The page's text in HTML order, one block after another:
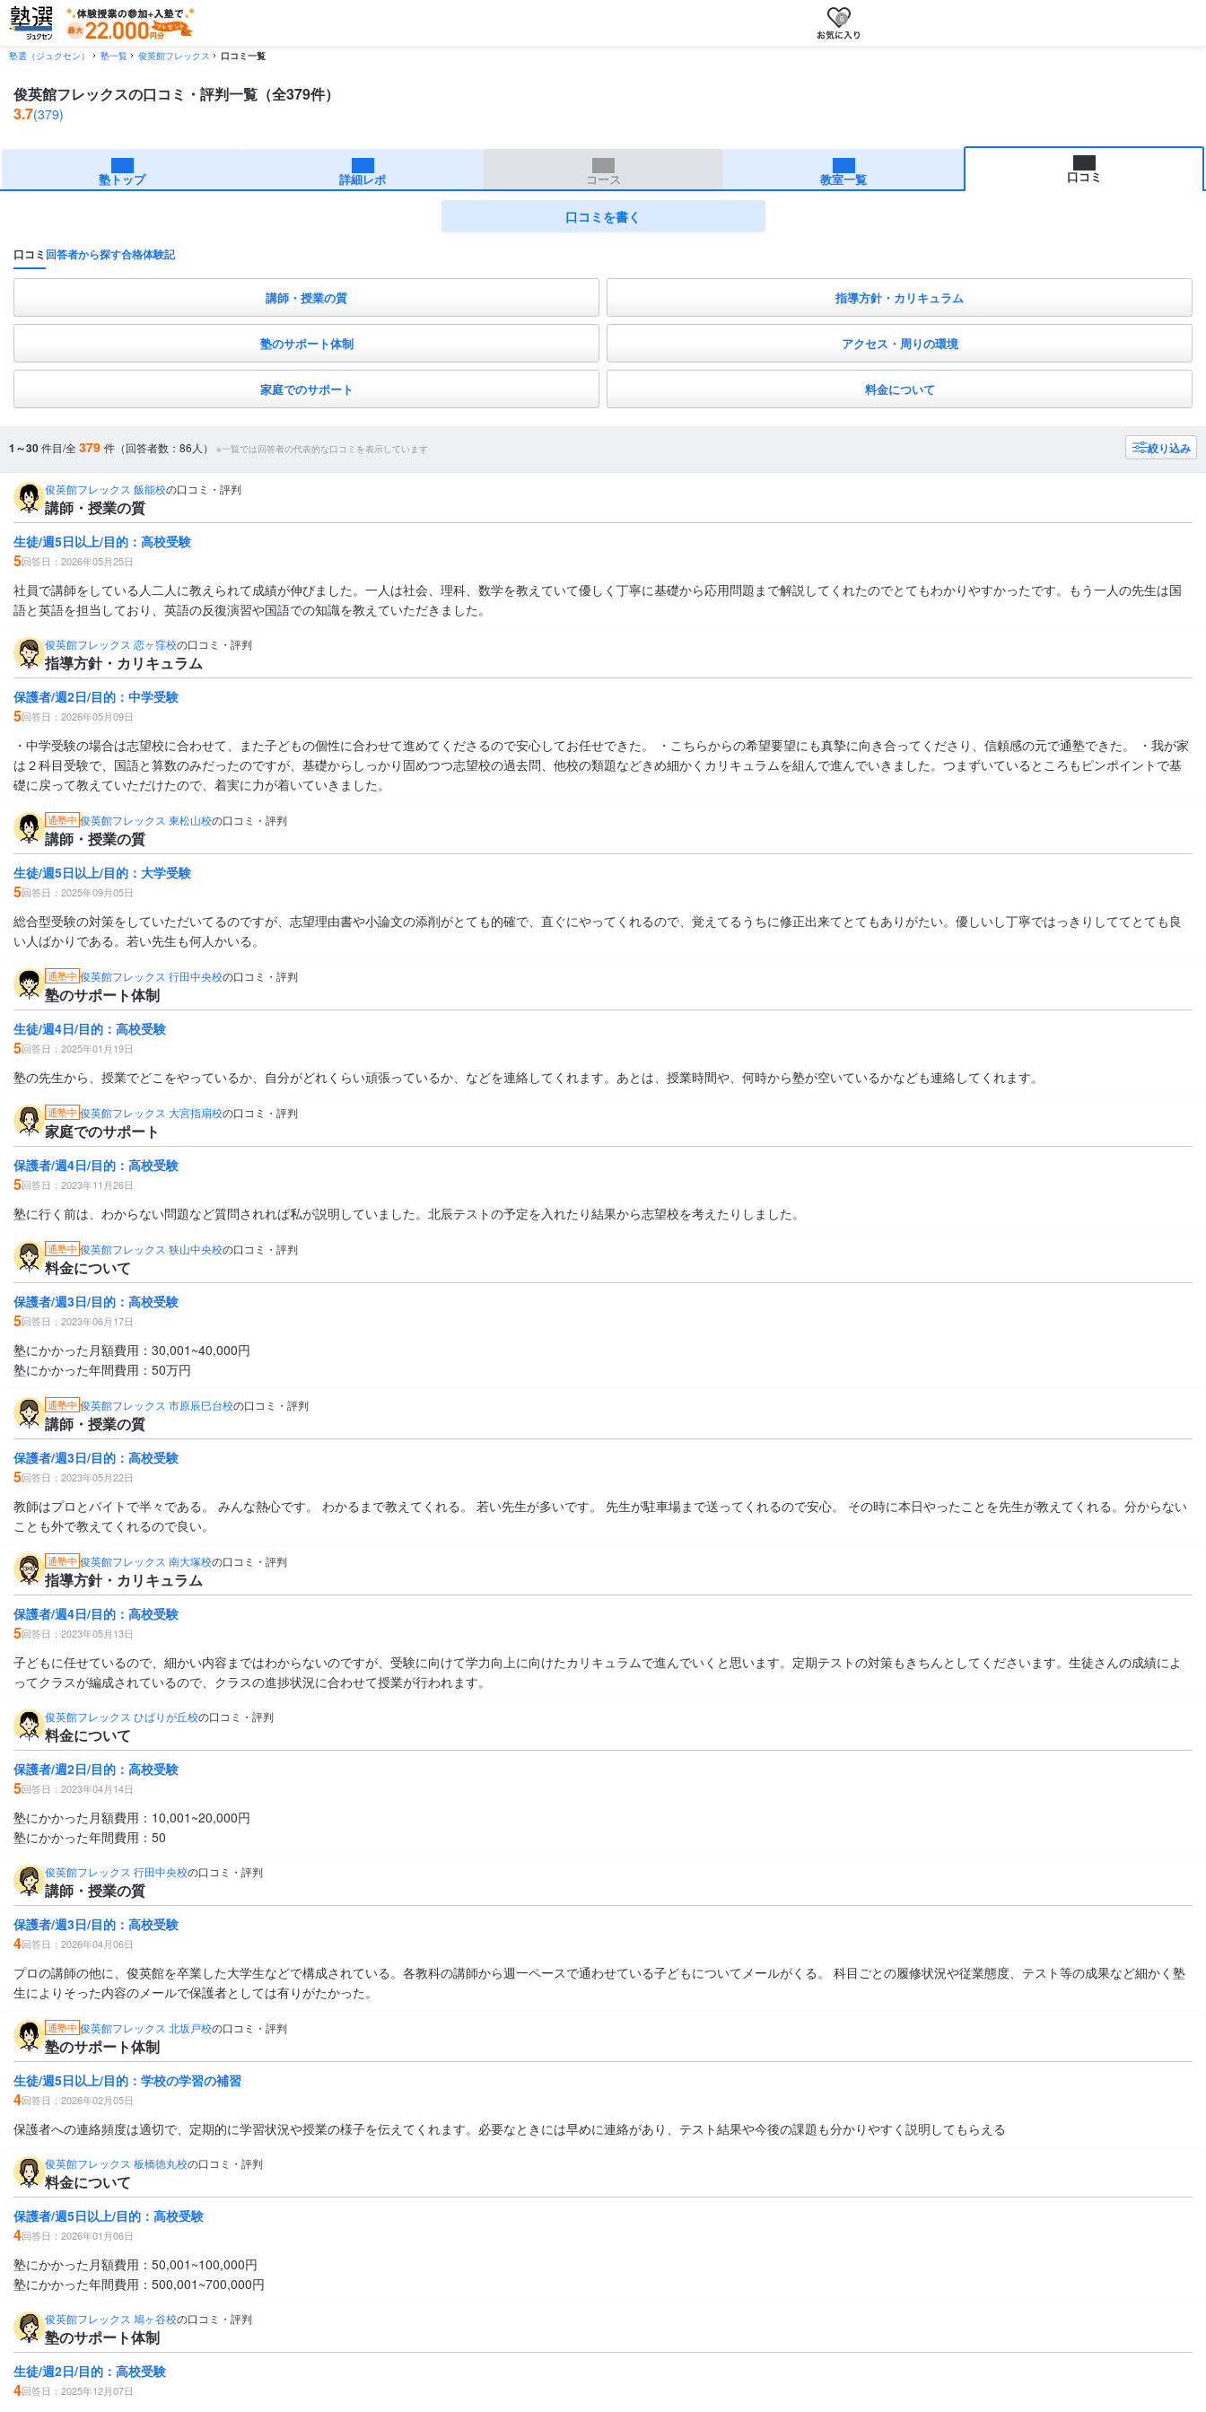
0
塾選（ジュクセン） 塾一覧 俊英館フレックス 口コミ一覧
俊英館フレックスの口コミ・評判一覧（全379件）
3.7(379)
塾トップ 詳細レポ コース 教室一覧 口コミ
口コミ 回答者から探す合格体験記
口コミを書く
講師・授業の質 指導方針・カリキュラム
塾のサポート体制 アクセス・周りの環境
家庭でのサポート 料金について
1～30件目/全 379 件（回答者数：86人） ※一覧では回答者の代表的な口コミを表示しています 絞り込み
俊英館フレックス 飯能校の口コミ・評判
講師・授業の質
生徒/週5日以上/目的：高校受験
5回答日：2026年05月25日
社員で講師をしている人二人に教えられて成績が伸びました。一人は社会、理科、数学を教えていて優しく丁寧に基礎から応用問題まで解説してくれたのでとてもわかりやすかったです。もう一人の先生は国
語と英語を担当しており、英語の反復演習や国語での知識を教えていただきました。
俊英館フレックス 恋ヶ窪校の口コミ・評判
指導方針・カリキュラム
保護者/週2日/目的：中学受験
5回答日：2026年05月09日
・中学受験の場合は志望校に合わせて、また子どもの個性に合わせて進めてくださるので安心してお任せできた。 ・こちらからの希望要望にも真摯に向き合ってくださり、信頼感の元で通塾できた。 ・我が家
は２科目受験で、国語と算数のみだったのですが、基礎からしっかり固めつつ志望校の過去問、他校の類題などきめ細かくカリキュラムを組んで進んでいきました。つまずいているところもピンポイントで基
礎に戻って教えていただけたので、着実に力が着いていきました。
通塾中 俊英館フレックス 東松山校の口コミ・評判
講師・授業の質
生徒/週5日以上/目的：大学受験
5回答日：2025年09月05日
総合型受験の対策をしていただいてるのですが、志望理由書や小論文の添削がとても的確で、直ぐにやってくれるので、覚えてるうちに修正出来てとてもありがたい。優しいし丁寧ではっきりしててとても良
い人ばかりである。若い先生も何人かいる。
通塾中 俊英館フレックス 行田中央校の口コミ・評判
塾のサポート体制
生徒/週4日/目的：高校受験
5回答日：2025年01月19日
塾の先生から、授業でどこをやっているか、自分がどれくらい頑張っているか、などを連絡してくれます。あとは、授業時間や、何時から塾が空いているかなども連絡してくれます。
通塾中 俊英館フレックス 大宮指扇校の口コミ・評判
家庭でのサポート
保護者/週4日/目的：高校受験
5回答日：2023年11月26日
塾に行く前は、わからない問題など質問されれば私が説明していました。北辰テストの予定を入れたり結果から志望校を考えたりしました。
通塾中 俊英館フレックス 狭山中央校の口コミ・評判
料金について
保護者/週3日/目的：高校受験
5回答日：2023年06月17日
塾にかかった月額費用：30,001~40,000円
塾にかかった年間費用：50万円
通塾中 俊英館フレックス 市原辰巳台校の口コミ・評判
講師・授業の質
保護者/週3日/目的：高校受験
5回答日：2023年05月22日
教師はプロとバイトで半々である。 みんな熱心です。 わかるまで教えてくれる。 若い先生が多いです。 先生が駐車場まで送ってくれるので安心。 その時に本日やったことを先生が教えてくれる。分からない
ことも外で教えてくれるので良い。
通塾中 俊英館フレックス 南大塚校の口コミ・評判
指導方針・カリキュラム
保護者/週4日/目的：高校受験
5回答日：2023年05月13日
子どもに任せているので、細かい内容まではわからないのですが、受験に向けて学力向上に向けたカリキュラムで進んでいくと思います。定期テストの対策もきちんとしてくださいます。生徒さんの成績によ
ってクラスが編成されているので、クラスの進捗状況に合わせて授業が行われます。
俊英館フレックス ひばりが丘校の口コミ・評判
料金について
保護者/週2日/目的：高校受験
5回答日：2023年04月14日
塾にかかった月額費用：10,001~20,000円
塾にかかった年間費用：50
俊英館フレックス 行田中央校の口コミ・評判
講師・授業の質
保護者/週3日/目的：高校受験
4回答日：2026年04月06日
プロの講師の他に、俊英館を卒業した大学生などで構成されている。各教科の講師から週一ペースで通わせている子どもについてメールがくる。 科目ごとの履修状況や従業態度、テスト等の成果など細かく塾
生によりそった内容のメールで保護者としては有りがたかった。
通塾中 俊英館フレックス 北坂戸校の口コミ・評判
塾のサポート体制
生徒/週5日以上/目的：学校の学習の補習
4回答日：2026年02月05日
保護者への連絡頻度は適切で、定期的に学習状況や授業の様子を伝えてくれます。必要なときには早めに連絡があり、テスト結果や今後の課題も分かりやすく説明してもらえる
俊英館フレックス 板橋徳丸校の口コミ・評判
料金について
保護者/週5日以上/目的：高校受験
4回答日：2026年01月06日
塾にかかった月額費用：50,001~100,000円
塾にかかった年間費用：500,001~700,000円
俊英館フレックス 鳩ヶ谷校の口コミ・評判
塾のサポート体制
生徒/週2日/目的：高校受験
4回答日：2025年12月07日